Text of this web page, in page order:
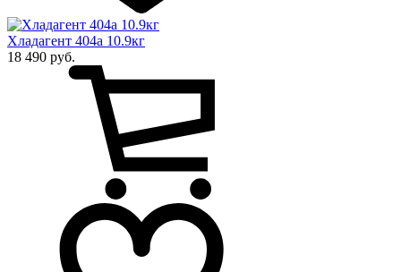
Хладагент 404а 10.9кг
18 490 руб.